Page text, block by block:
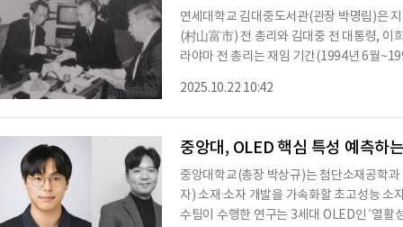
연세대학교 김대중도서관(관장 박명림)은
(村山富市) 전 총리와 김대중 전 대통령, 이
라야마 전 총리는 재임 기간(1994년 6월
본 정치사에 큰 족적을 남긴 인물이다. 그는
한일관계의 발전과 동북아 평화를 위한 김
2025.10.22 10:42
중앙대, OLED 핵심 특성 예측하
중앙대학교(총장 박상규)는 첨단소재공학
자) 소재·소자 개발을 가속화할 초고성능 소
수팀이 수행한 연구는 3세대 OLED인 ‘